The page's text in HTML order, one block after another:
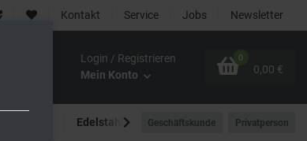
Kontakt Service Jobs Newsletter
Login / Registrieren
Mein Konto
0
0,00 €
Edelstahlmöbel Outdoor-Bereich
Geschäftskunde Privatperson